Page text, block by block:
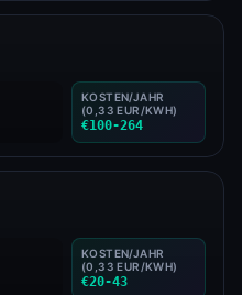
KOSTEN/JAHR
(0,33 EUR/KWH)
€100-264
KOSTEN/JAHR
(0,33 EUR/KWH)
€20-43